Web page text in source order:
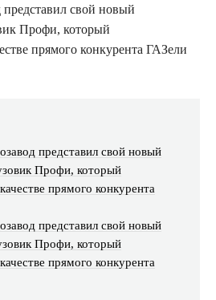
представил свой новый
Профи, который
прямого конкурента ГАЗели
представил свой новый
Профи, который
прямого конкурента
представил свой новый
Профи, который
прямого конкурента